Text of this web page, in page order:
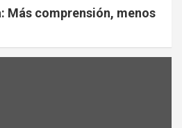
Más comprensión, menos